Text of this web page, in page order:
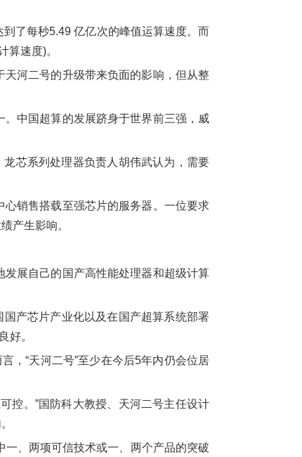
了每秒5.49 亿亿次的峰值运算速度。而
算速度)。
河二号的升级带来负面的影响，但从整
中国超算的发展跻身于世界前三强，威
芯系列处理器负责人胡伟武认为，需要
销售搭载至强芯片的服务器。一位要求
产生影响。
展自己的国产高性能处理器和超级计算
产芯片产业化以及在国产超算系统部署
好。
，“天河二号”至少在今后5年内仍会位居
控。”国防科大教授、天河二号主任设计
、两项可信技术或一、两个产品的突破